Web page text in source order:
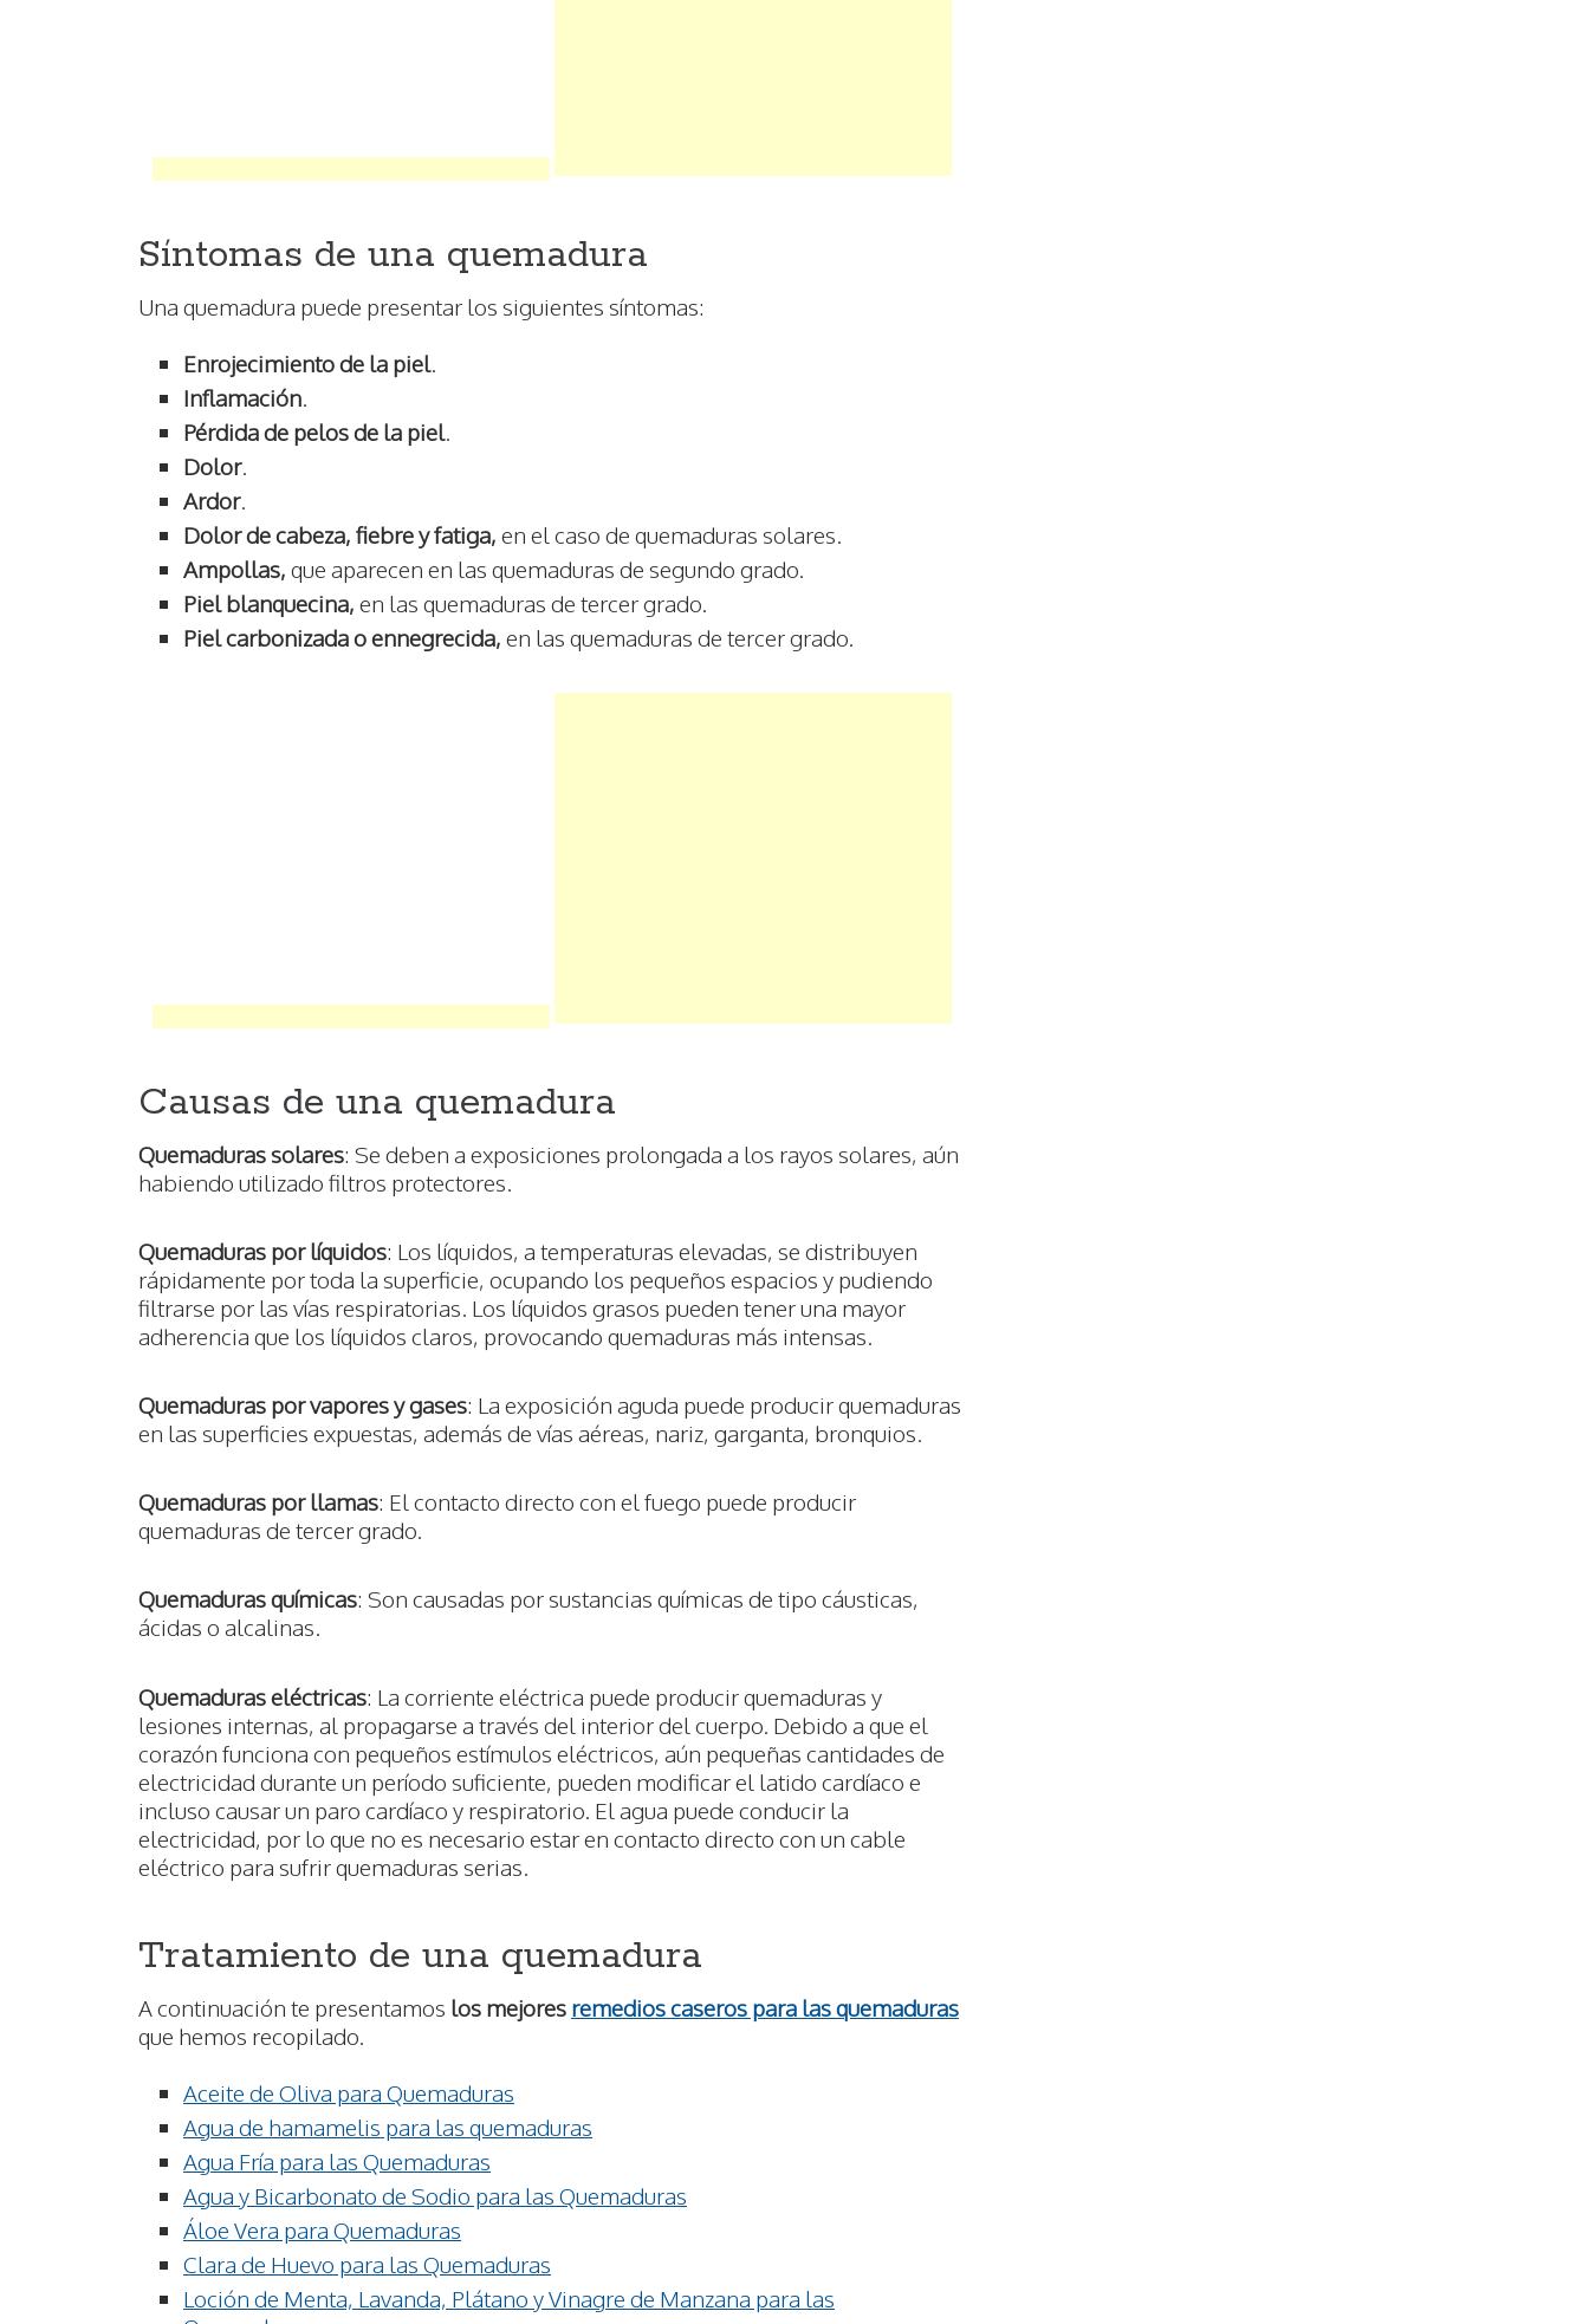
Síntomas de una quemadura
Una quemadura puede presentar los siguientes síntomas:
Enrojecimiento de la piel.
Inflamación.
Pérdida de pelos de la piel.
Dolor.
Ardor.
Dolor de cabeza, fiebre y fatiga, en el caso de quemaduras solares.
Ampollas, que aparecen en las quemaduras de segundo grado.
Piel blanquecina, en las quemaduras de tercer grado.
Piel carbonizada o ennegrecida, en las quemaduras de tercer grado.
Causas de una quemadura
Quemadurassolares: Se deben a exposiciones prolongada a los rayos solares, aún
habiendo utilizado filtros protectores.
Quemaduras por líquidos: Los líquidos, a temperaturas elevadas, se distribuyen
rápidamente por toda la superficie, ocupando los pequeños espacios y pudiendo
filtrarse por las vías respiratorias. Los líquidos grasos pueden tener una mayor
adherencia que los líquidos claros, provocando quemaduras más intensas.
Quemaduras por vapores y gases: La exposición aguda puede producir quemaduras
en las superficies expuestas, además de vías aéreas, nariz, garganta, bronquios.
Quemaduras por llamas: El contacto directo con el fuego puede producir
quemaduras de tercer grado.
Quemadurasquímicas: Son causadas por sustancias químicas de tipo cáusticas,
ácidas o alcalinas.
Quemaduraseléctricas: La corriente eléctrica puede producir quemaduras y
lesiones internas, al propagarse a través del interior del cuerpo. Debido a que el
corazón funciona con pequeños estímulos eléctricos, aún pequeñas cantidades de
electricidad durante un período suficiente, pueden modificar el latido cardíaco e
incluso causar un paro cardíaco y respiratorio. El agua puede conducir la
electricidad, por lo que no es necesario estar en contacto directo con un cable
eléctrico para sufrir quemaduras serias.
Tratamiento de una quemadura
A continuación te presentamos los mejores remedios caseros para las quemaduras
que hemos recopilado.
Aceite de Oliva para Quemaduras
Agua de hamamelis para las quemaduras
Agua Fría para las Quemaduras
Agua y Bicarbonato de Sodio para las Quemaduras
Áloe Vera para Quemaduras
Clara de Huevo para las Quemaduras
Loción de Menta, Lavanda, Plátano y Vinagre de Manzana para las